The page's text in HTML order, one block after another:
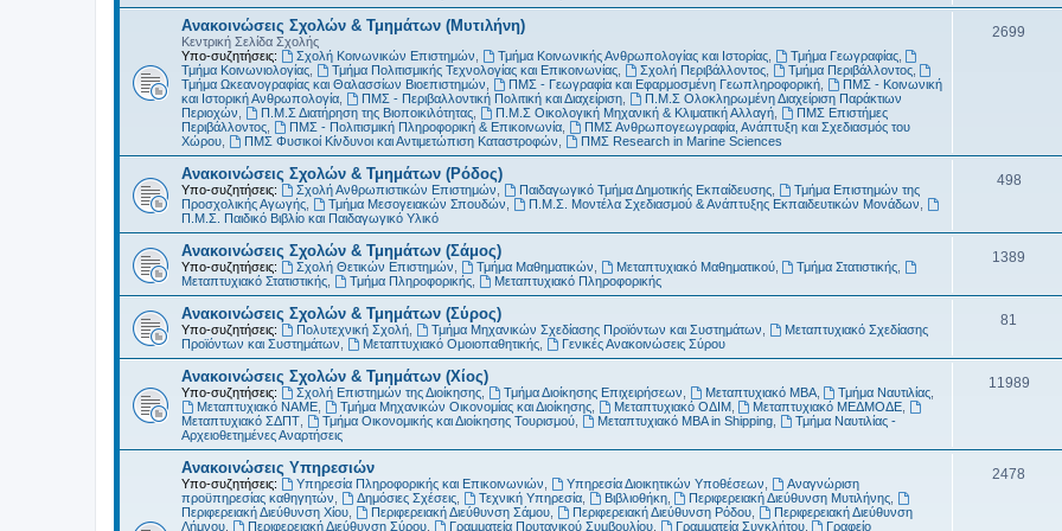
τμ
Ανακοινώσεις Σχολών & Τμημάτων (Μυτιλήνη)
Κεντρική Σελίδα Σχολής
Υπο-συζητήσεις:
Σχολή Κοινωνικών Επιστημών Τμήμα Κοινωνικής Ανθρωπολογίας και Ιστορίας, Τμήμα Γεωγραφίας,
Τμήμα Κοινωνιολογίας
Τμήμα Πολιτισμικής Τεχνολογίας και Επικοινωνίας, Σχολή Περιβάλλοντος, Τμήμα Περιβάλλοντος,
Τμήμα Ωκεανογραφίας και Θαλασσίων Βιοεπιστημών
ΠΜΣ - Γεωγραφία και Εφαρμοσμένη Γεωπληροφορική,
ΠΜΣ - Κοινωνική
και Ιστορική Ανθρωπολογία
ΠΜΣ - Περιβαλλοντική Πολιτική και Διαχείριση,
Π.Μ.Σ Ολοκληρωμένη Διαχείριση Παράκτιων
Περιοχών
Π.Μ.Σ Διατήρηση της Βιοποικιλότητας, Π.Μ.Σ Οικολογική Μηχανική & Κλιματική Αλλαγή,
ΠΜΣ Επιστήμες
Περιβάλλοντος
ΠΜΣ - Πολιτισμική Πληροφορική & Επικοινωνία,
ΠΜΣ Ανθρωπογεωγραφία, Ανάπτυξη και Σχεδιασμός του
Χώρου
ΠΜΣ Φυσικοί Κίνδυνοι και Αντιμετώπιση Καταστροφών ΠΜΣ Research in Marine Sciences
2699
τ
Ανακοινώσεις Σχολών & Τμημάτων (Ρόδος)
Υπο-συζητήσεις: Σχολή Ανθρωπιστικών Επιστημών Παιδαγωγικό Τμήμα Δημοτικής Εκπαίδευσης,
Τμήμα Επιστημών της
Προσχολικής Αγωγής
Τμήμα Μεσογειακών Σπουδών Π.Μ.Σ. Μοντέλα Σχεδιασμού & Ανάπτυξης Εκπαιδευτικών Μονάδων
Π.Μ.Σ. Παιδικό Βιβλίο και Παιδαγωγικό Υλικό
498Θ
μ
τ
Ανακοινώσεις Σχολών & Τμημάτων (Σάμος)
Υπο-συζητήσεις: Σχολή Θετικών Επιστημών Τμήμα Μαθηματικών Μεταπτυχιακό Μαθηματικού, Τμήμα Στατιστικής
Μεταπτυχιακό Στατιστικής
Τμήμα Πληροφορικής, Μεταπτυχιακό Πληροφορικής
1389
τ
Ανακοινώσεις Σχολών & Τμημάτων (Σύρος)
Υπο-συζητήσεις: Πολυτεχνική Σχολή, Τμήμα Μηχανικών Σχεδίασης Προϊόντων και Συστημάτων
Μεταπτυχιακό Σχεδίασης
Προϊόντων και Συστημάτων
Μεταπτυχιακό Ομοιοπαθητικής, Γενικές Ανακοινώσεις Σύρου
81
μ
α
Ανακοινώσεις Σχολών & Τμημάτων (Χίος)
Υπο-συζητήσεις: Σχολή Επιστημών της Διοίκησης, Τμήμα Διοίκησης Επιχειρήσεων Μεταπτυχιακό MBA, Τμήμα Ναυτιλίας
Μεταπτυχιακό ΝΑΜΕ, Τμήμα Μηχανικών Οικονομίας και Διοίκησης, Μεταπτυχιακό ΟΔΙΜ, Μεταπτυχιακό ΜΕΔΜΟΔΕ
Μεταπτυχιακό ΣΔΠΤ
Τμήμα Οικονομικής και Διοίκησης Τουρισμού, Μεταπτυχιακό MBA in Shipping,
Τμήμα Ναυτιλίας -
Αρχειοθετημένες Αναρτήσεις
11989Θ
Ανακοινώσεις Υπηρεσιών
Υπο-συζητήσεις: Υπηρεσία Πληροφορικής και Επικοινωνιών Υπηρεσία Διοικητικών Υποθέσεων
Αναγνώριση
προϋπηρεσίας καθηγητών
Δημόσιες Σχέσεις, Τεχνική Υπηρεσία, Βιβλιοθήκη, Περιφερειακή Διεύθυνση Μυτιλήνης
Περιφερειακή Διεύθυνση Χίου
Περιφερειακή Διεύθυνση Σάμου, Περιφερειακή Διεύθυνση Ρόδου,
Περιφερειακή Διεύθυνση
Λήμνου
Περιφερειακή Διεύθυνση Σύρου, Γραμματεία Πρυτανικού Συμβουλίου, Γραμματεία Συγκλήτου, Γραφείο
2478